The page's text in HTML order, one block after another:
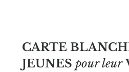
CARTE
JEUNES pour leur